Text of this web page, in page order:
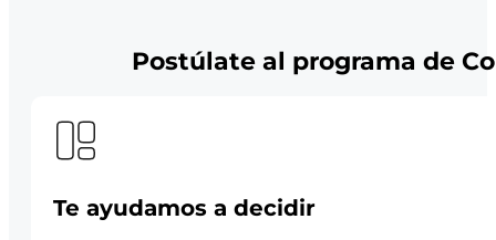
Postúlate al programa de
Te ayudamos a decidir